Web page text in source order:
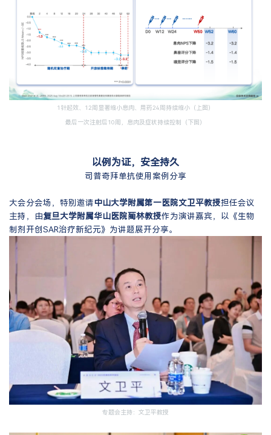
1针起效、12周显著缩小息肉、用药24周持续缩小（上图）
最后一次注射后10周，息肉及症状持续控制（下图）
以例为证，安全持久
司普奇拜单抗使用案例分享
大会分会场，特别邀请中山大学附属第一医院文卫平教授担任会议
主持，由复旦大学附属华山医院蔺林教授作为演讲嘉宾，以《生物
制剂开创SAR治疗新纪元》为讲题展开分享。
专题会主持：文卫平教授